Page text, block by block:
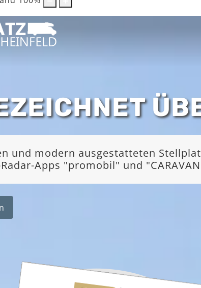
und modern ausgestatteten
Apps "promobil" und